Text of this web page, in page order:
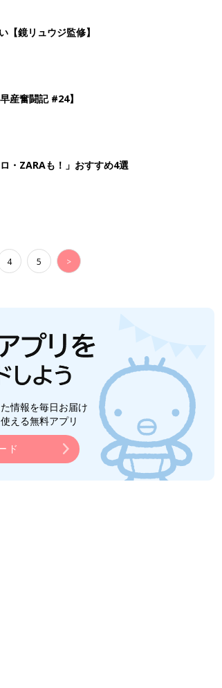
鏡リュウジ監修】
産奮闘記 #24】
・ZARAも！」おすすめ4選
4 5 >
情報を毎日お届け
える無料アプリ
ド